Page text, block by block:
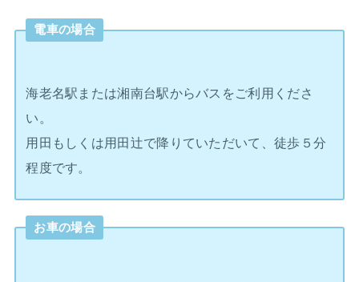
電車の場合
海老名駅または湘南台駅からバスをご利用くださ
い。
用田もしくは用田辻で降りていただいて、徒歩５分
程度です。
お車の場合